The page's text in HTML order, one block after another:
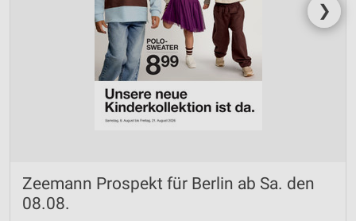
❯
Zeemann Prospekt für Berlin ab Sa. den
08.08.